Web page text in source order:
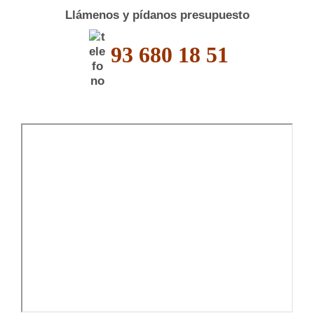
Llámenos y pídanos presupuesto
93 680 18 51